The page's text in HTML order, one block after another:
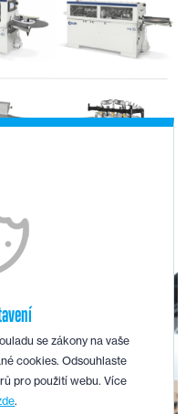
JAK JSTE ZVYKLÍ. :)
se zákony na vaše
cookies. Odsouhlaste
pro použití webu. Více
.